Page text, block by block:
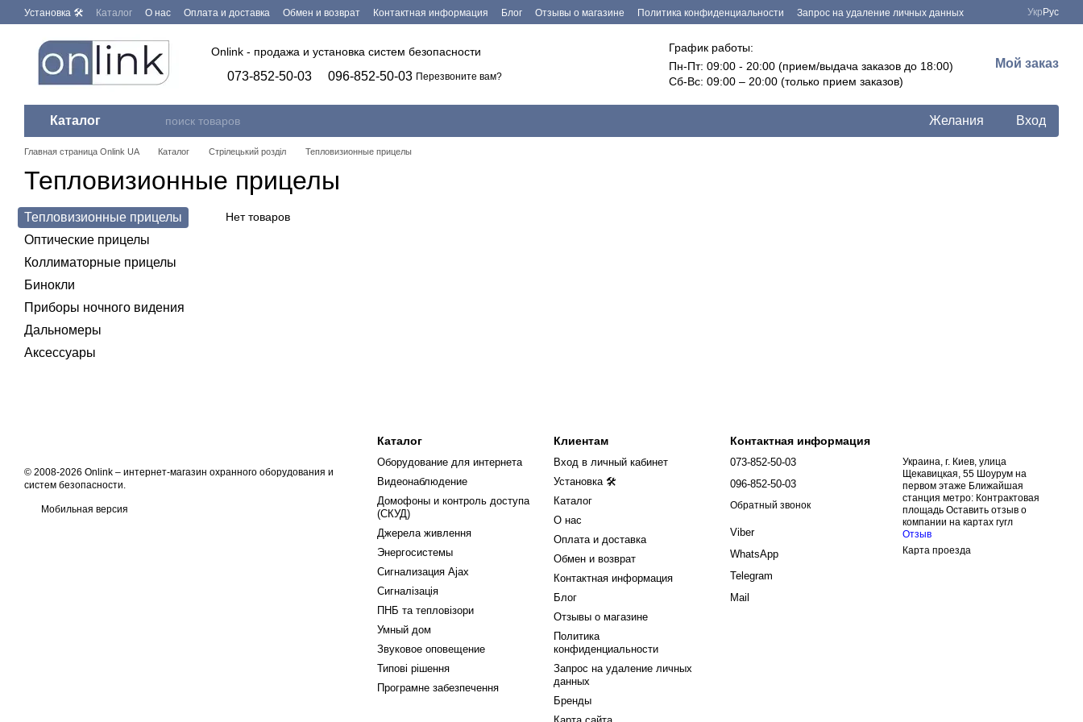
Перейти к основному контенту
Установка 🛠 Каталог О нас Оплата и доставка Обмен и возврат Контактная информация Блог Отзывы о магазине Политика конфиденциальности
Запрос на удаление личных данных
Укр Рус
Onlink - продажа и установка систем безопасности
073-852-50-03 096-852-50-03 Перезвоните вам?
График работы:
Пн-Пт: 09:00 - 20:00 (прием/выдача заказов до 18:00)
Сб-Вс: 09:00 – 20:00 (только прием заказов)
Мой заказ
Каталог Желания Вход
Главная страница Onlink UA Каталог Стрілецький розділ Тепловизионные прицелы
Тепловизионные прицелы
Нет товаров
Тепловизионные прицелы
Оптические прицелы
Коллиматорные прицелы
Бинокли
Приборы ночного видения
Дальномеры
Аксессуары
© 2008-2026 Onlink – интернет-магазин охранного оборудования и
систем безопасности.
Мобильная версия
Каталог
Оборудование для интернета
Видеонаблюдение
Домофоны и контроль доступа
(СКУД)
Джерела живлення
Энергосистемы
Сигнализация Ajax
Сигналізація
ПНБ та тепловізори
Умный дом
Звуковое оповещение
Типові рішення
Програмне забезпечення
Клиентам
Вход в личный кабинет
Установка 🛠
Каталог
О нас
Оплата и доставка
Обмен и возврат
Контактная информация
Блог
Отзывы о магазине
Политика
конфиденциальности
Запрос на удаление личных
данных
Бренды
Контактная информация
073-852-50-03
096-852-50-03
Обратный звонок
Viber
WhatsApp
Telegram
Mail
Украина, г. Киев, улица
Щекавицкая, 55 Шоурум на
первом этаже Ближайшая
станция метро: Контрактовая
площадь Оставить отзыв о
компании на картах гугл
Отзыв
Карта проезда